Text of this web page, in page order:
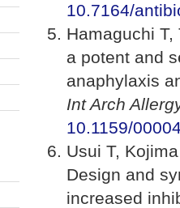
10.7164/
Hamaguchi
a potent and
anaphylaxis
Int Arch
10.1159/
Usui T,
Design and
increased